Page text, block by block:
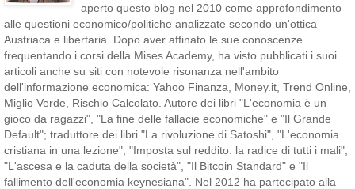
aperto questo blog nel 2010 come approfondimento
alle questioni economico/politiche analizzate secondo un'ottica
Austriaca e libertaria. Dopo aver affinato le sue conoscenze
frequentando i corsi della Mises Academy, ha visto pubblicati i suoi
articoli anche su siti con notevole risonanza nell'ambito
dell'informazione economica: Yahoo Finanza, Money.it, Trend Online,
Miglio Verde, Rischio Calcolato. Autore dei libri "L'economia è un
gioco da ragazzi", "La fine delle fallacie economiche" e "Il Grande
Default"; traduttore dei libri "La rivoluzione di Satoshi", "L'economia
cristiana in una lezione", "Imposta sul reddito: la radice di tutti i mali",
"L'ascesa e la caduta della società", "Il Bitcoin Standard" e "Il
fallimento dell'economia keynesiana". Nel 2012 ha partecipato alla